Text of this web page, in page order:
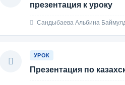
презентация к уроку
Сандыбаева Альбина
УРОК
Презентация по